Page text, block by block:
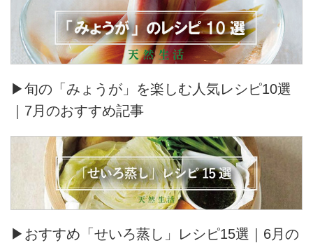
▶旬の「みょうが」を楽しむ人気レシピ10選
｜7月のおすすめ記事
▶おすすめ「せいろ蒸し」レシピ15選｜6月の